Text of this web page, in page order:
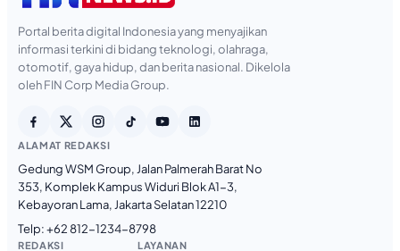
Portal berita digital Indonesia yang menyajikan
informasi terkini di bidang teknologi, olahraga,
otomotif, gaya hidup, dan berita nasional. Dikelola
oleh FIN Corp Media Group.
ALAMAT REDAKSI
Gedung WSM Group, Jalan Palmerah Barat No
353, Komplek Kampus Widuri Blok A1-3,
Kebayoran Lama, Jakarta Selatan 12210
Telp:+62 812-1234-8798
REDAKSI LAYANAN